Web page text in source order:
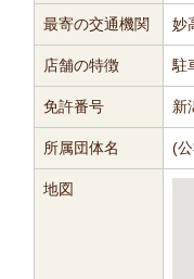
最寄の交通機関 妙
店舗の特徴 駐
免許番号 新
所属団体名 (
地図